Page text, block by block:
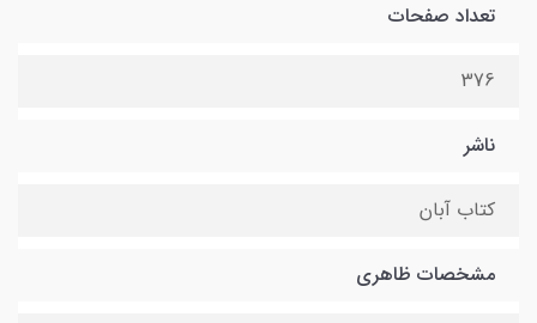
تعداد صفحات
376
ناشر
کتاب آبان
مشخصات ظاهری